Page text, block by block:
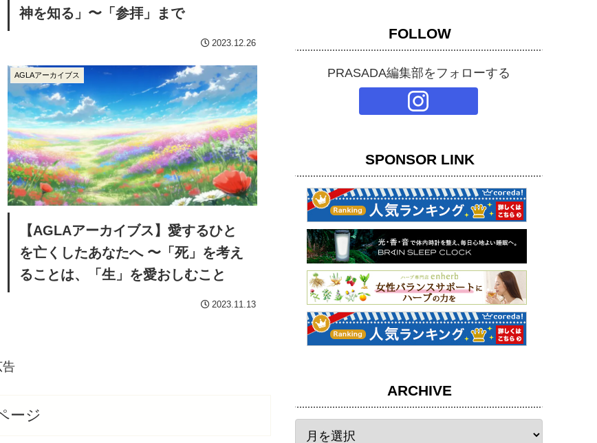
神を知る」〜「参拝」まで
2023.12.26
AGLAアーカイブス
【AGLAアーカイブス】愛するひと
を亡くしたあなたへ 〜「死」を考え
ることは、「生」を愛おしむこと
2023.11.13
告
ージ
FOLLOW
PRASADA編集部をフォローする
SPONSOR LINK
ARCHIVE